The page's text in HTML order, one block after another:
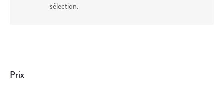
sélection.
Prix